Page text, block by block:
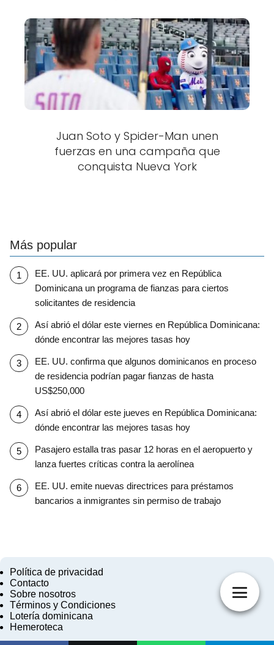
Juan Soto y Spider-Man unen
fuerzas en una campaña que
conquista Nueva York
Más popular
EE. UU. aplicará por primera vez en República
Dominicana un programa de fianzas para ciertos
solicitantes de residencia
Así abrió el dólar este viernes en República Dominicana:
dónde encontrar las mejores tasas hoy
EE. UU. confirma que algunos dominicanos en proceso
de residencia podrían pagar fianzas de hasta
US$250,000
Así abrió el dólar este jueves en República Dominicana:
dónde encontrar las mejores tasas hoy
Pasajero estalla tras pasar 12 horas en el aeropuerto y
lanza fuertes críticas contra la aerolínea
EE. UU. emite nuevas directrices para préstamos
bancarios a inmigrantes sin permiso de trabajo
Política de privacidad
Contacto
Sobre nosotros
Términos y Condiciones
Lotería dominicana
Hemeroteca